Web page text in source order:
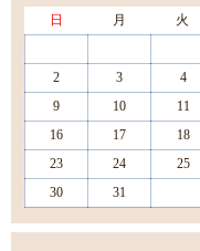
日
月 火
2
3 4
9
10 11
16
17 18
23
24 25
30
31